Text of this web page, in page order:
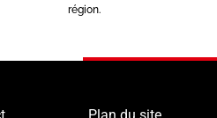
région.